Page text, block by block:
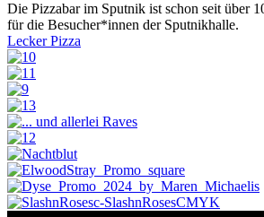
Die Pizzabar im Sputnik ist schon seit über
für die Besucher*innen der Sputnikhalle.
Lecker Pizza